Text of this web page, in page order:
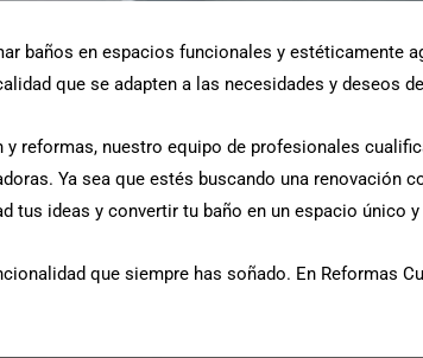
baños en espacios funcionales y estéticamente
que se adapten a las necesidades y deseos
reformas, nuestro equipo de profesionales
Ya sea que estés buscando una renovación
tus ideas y convertir tu baño en un espacio único
que siempre has soñado. En Reformas